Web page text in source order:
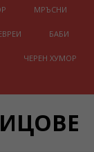
МРЪСНИ
БАБИ
ЧЕРЕН ХУМОР